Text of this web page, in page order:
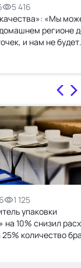
5 416
«Мы
регионе
и нам не будет
1 125
упаковки
на 10% снизил
количество